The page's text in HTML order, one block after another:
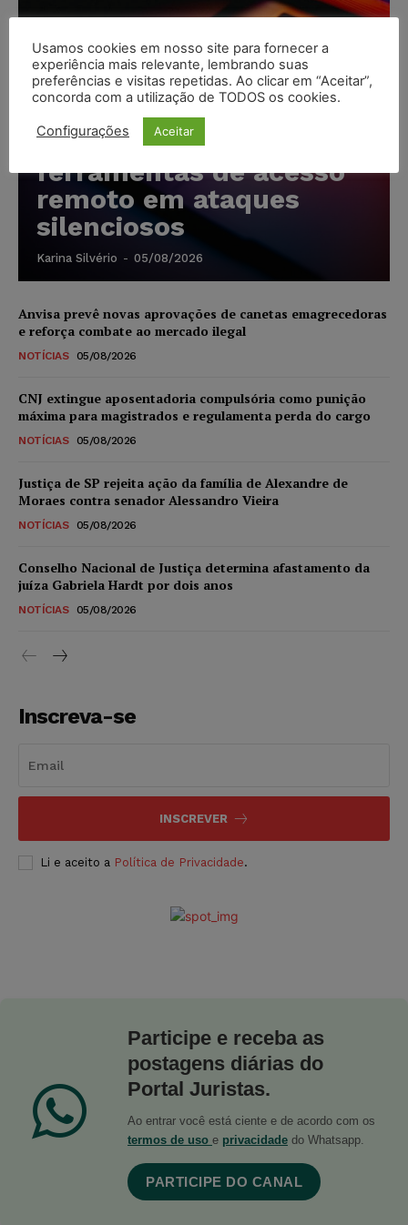
Cibercriminosos
exploram softwares
legítimos para instalar
ferramentas de acesso
remoto em ataques
silenciosos
Karina Silvério - 05/08/2026
Anvisa prevê novas aprovações de canetas emagrecedoras
e reforça combate ao mercado ilegal
NOTÍCIAS 05/08/2026
CNJ extingue aposentadoria compulsória como punição
máxima para magistrados e regulamenta perda do cargo
NOTÍCIAS 05/08/2026
Justiça de SP rejeita ação da família de Alexandre de
Moraes contra senador Alessandro Vieira
NOTÍCIAS 05/08/2026
Conselho Nacional de Justiça determina afastamento da
juíza Gabriela Hardt por dois anos
NOTÍCIAS 05/08/2026
Inscreva-se
INSCREVER
Li e aceito a Política de Privacidade.
Participe e receba as
postagens diárias do
Portal Juristas.
Ao entrar você está ciente e de acordo com os
termos de uso e privacidade do Whatsapp.
PARTICIPE DO CANAL
Usamos cookies em nosso site para fornecer a
experiência mais relevante, lembrando suas
preferências e visitas repetidas. Ao clicar em “Aceitar”,
concorda com a utilização de TODOS os cookies.
Configurações Aceitar